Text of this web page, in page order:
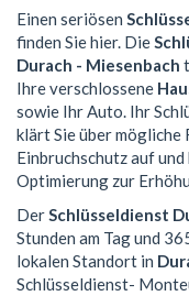
Einen seriösen
finden Sie hier. Die
Durach - Miesenbach
Ihre verschlossene
sowie Ihr Auto. Ihr
klärt Sie über mögliche
Einbruchschutz auf
Optimierung zur
DerSchlüsseldienst
Stunden am Tag und
lokalen Standort in
Schlüsseldienst-